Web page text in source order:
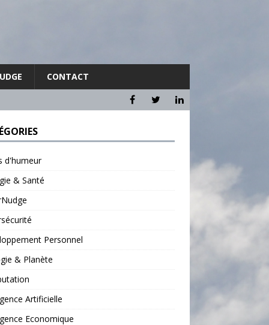
CONTACT
d'humeur
& Santé
Personnel
& Planète
Artificielle
Economique